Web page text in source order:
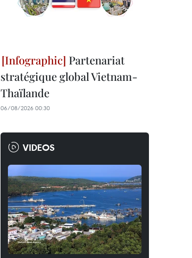
Partenariat
stratégique global Vietnam-
Thaïlande
06/08/2026 00:30
VIDEOS